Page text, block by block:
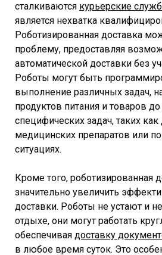
сталкиваются курьерские
является нехватка
Роботизированная доставка
проблему, предоставляя
автоматической доставки без
Роботы могут быть
выполнение различных задач,
продуктов питания и товаров
специфических задач, таких как
медицинских препаратов или
ситуациях.
Кроме того, роботизированная
значительно увеличить
доставки. Роботы не устают и
отдыхе, они могут работать
обеспечивая доставку
в любое время суток. Это